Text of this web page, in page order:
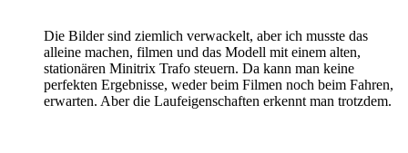
Die Bilder sind ziemlich verwackelt, aber ich musste das
alleine machen, filmen und das Modell mit einem alten,
stationären Minitrix Trafo steuern. Da kann man keine
perfekten Ergebnisse, weder beim Filmen noch beim Fahren,
erwarten. Aber die Laufeigenschaften erkennt man trotzdem.